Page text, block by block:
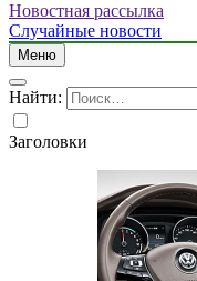
Новостная рассылка
Случайные новости
Меню
Найти:
Заголовки